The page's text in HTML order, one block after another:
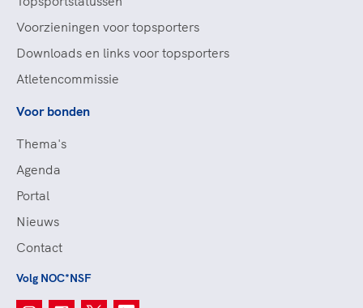
Voorzieningen voor topsporters
Downloads en links voor topsporters
Atletencommissie
Voor bonden
Thema's
Agenda
Portal
Nieuws
Contact
Volg NOC*NSF